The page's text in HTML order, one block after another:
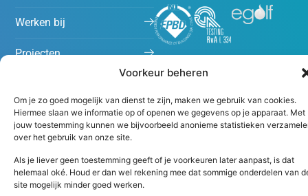
Voorkeur beheren
Om je zo goed mogelijk van dienst te zijn, maken we gebruik van cookies.
Hiermee slaan we informatie op of openen we gegevens op je apparaat. Met
jouw toestemming kunnen we bijvoorbeeld anonieme statistieken
over het gebruik van onze site.
Als je liever geen toestemming geeft of je voorkeuren later aanpast, is dat
helemaal oké. Houd er dan wel rekening mee dat sommige onderdelen van
site mogelijk minder goed werken.
Werken bij
Projecten